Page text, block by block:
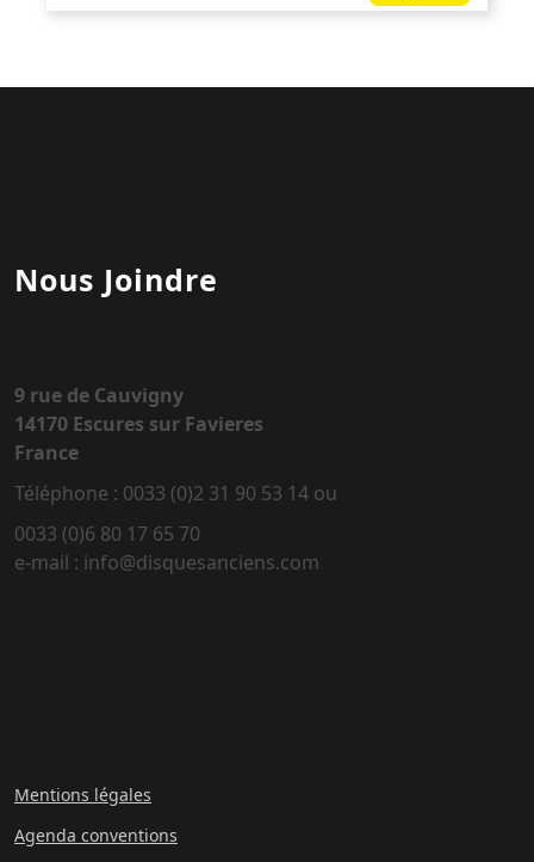
Nous Joindre
9 rue de Cauvigny
14170 Escures sur Favieres
France
Téléphone : 0033 (0)2 31 90 53 14 ou
0033 (0)6 80 17 65 70
e-mail : info@disquesanciens.com
Mentions légales
Agenda conventions